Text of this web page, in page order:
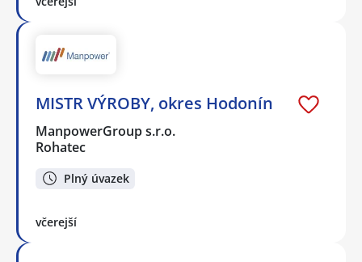
MISTR VÝROBY, okres Hodonín
ManpowerGroup s.r.o.
Rohatec
Plný úvazek
včerejší